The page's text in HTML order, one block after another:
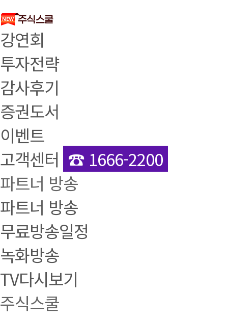
강연회
투자전략
감사후기
증권도서
이벤트
고객센터 ☎ 1666-2200
파트너 방송
파트너 방송
무료방송일정
녹화방송
TV다시보기
주식스쿨